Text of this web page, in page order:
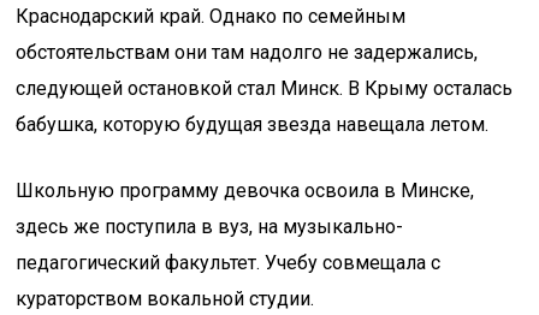
Краснодарский край. Однако по семейным
обстоятельствам они там надолго не задержались,
следующей остановкой стал Минск. В Крыму осталась
бабушка, которую будущая звезда навещала летом.
Школьную программу девочка освоила в Минске,
здесь же поступила в вуз, на музыкально-
педагогический факультет. Учебу совмещала с
кураторством вокальной студии.